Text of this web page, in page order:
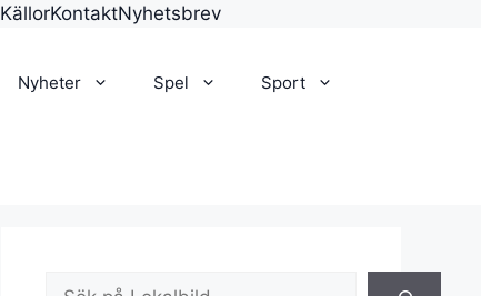
KällorKontaktNyhetsbrev
Nyheter Spel Sport
Sök